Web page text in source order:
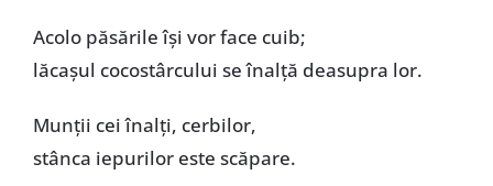
Acolo păsările își vor face cuib;
lăcașul cocostârcului se înalță deasupra lor.
Munții cei înalți, cerbilor,
stânca iepurilor este scăpare.